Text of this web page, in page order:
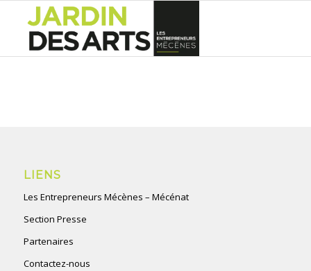
LIENS
Les Entrepreneurs Mécènes – Mécénat
Section Presse
Partenaires
Contactez-nous